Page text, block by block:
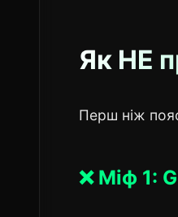
Як НЕ
Перш ніж
❌ Міф 1: